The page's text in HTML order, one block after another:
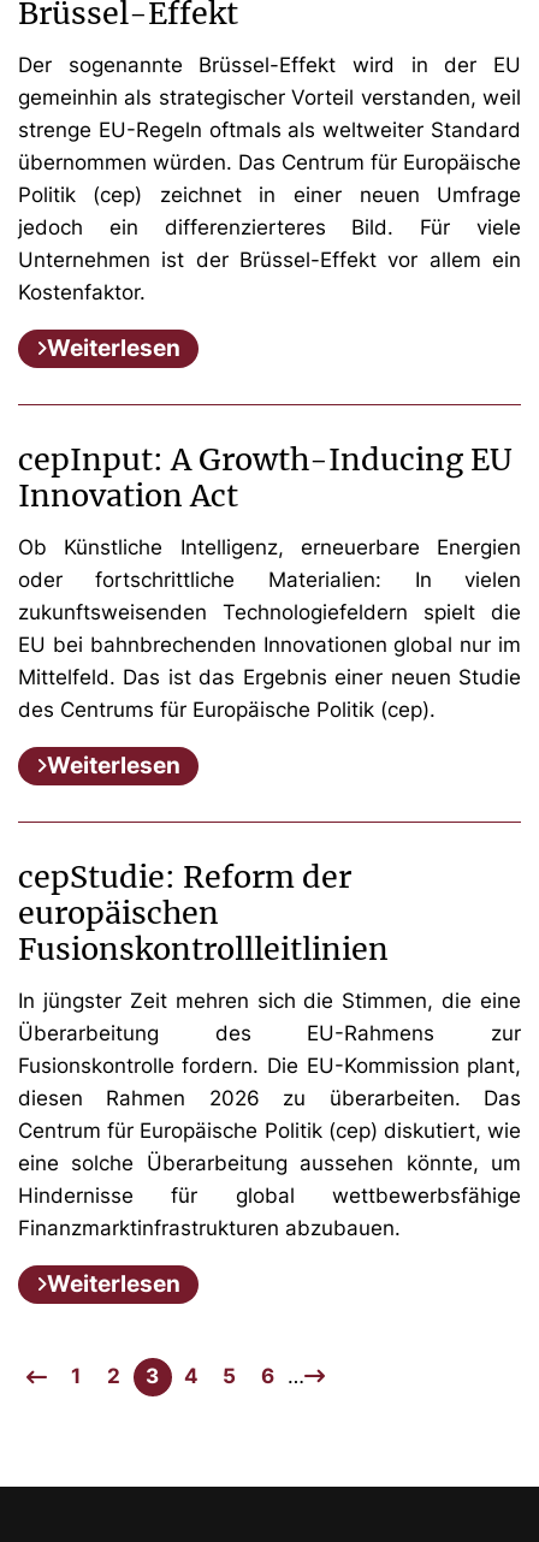
Brüssel-Effekt
Der sogenannte Brüssel-Effekt wird in der EU
gemeinhin als strategischer Vorteil verstanden, weil
strenge EU-Regeln oftmals als weltweiter Standard
übernommen würden. Das Centrum für Europäische
Politik (cep) zeichnet in einer neuen Umfrage
jedoch ein differenzierteres Bild. Für viele
Unternehmen ist der Brüssel-Effekt vor allem ein
Kostenfaktor.
Weiterlesen
cepInput: A Growth-Inducing EU
Innovation Act
Ob Künstliche Intelligenz, erneuerbare Energien
oder fortschrittliche Materialien: In vielen
zukunftsweisenden Technologiefeldern spielt die
EU bei bahnbrechenden Innovationen global nur im
Mittelfeld. Das ist das Ergebnis einer neuen Studie
des Centrums für Europäische Politik (cep).
Weiterlesen
cepStudie: Reform der
europäischen
Fusionskontrollleitlinien
In jüngster Zeit mehren sich die Stimmen, die eine
Überarbeitung des EU-Rahmens zur
Fusionskontrolle fordern. Die EU-Kommission plant,
diesen Rahmen 2026 zu überarbeiten. Das
Centrum für Europäische Politik (cep) diskutiert, wie
eine solche Überarbeitung aussehen könnte, um
Hindernisse für global wettbewerbsfähige
Finanzmarktinfrastrukturen abzubauen.
Weiterlesen
1 2 3 4 5 6 …